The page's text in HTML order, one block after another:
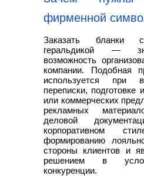
фирменной
Заказать бланки с
геральдикой —
возможность
компании. Подобная
используется при
переписки, подготовке
или коммерческих
рекламных
деловой
корпоративном
формированию
стороны клиентов и
решением в
конкуренции.